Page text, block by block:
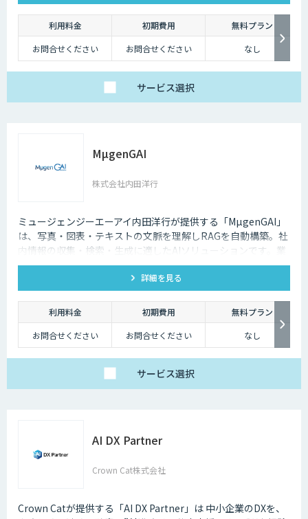
利用料金 初期費用
無料プラン
お問合せください
お問合せください なし
サービス選択
MµgenGAI
株式会社内田洋行
ミュージェンジーエーアイ内田洋行が提供する「MµgenGAI」
は、写真・図表・テキストの文脈を理解しRAGを自動構築。社
内情報の収集・検索・生成に適したAIソリューションです。業
種を問わず業務効率とナレッジ活用を支援します。
詳細を見る
利用料金 初期費用
無料プラン
お問合せください
お問合せください なし
サービス選択
AI DX Partner
Crown Cat株式会社
Crown Catが提供する「AI DX Partner」は 中小企業のDXを、